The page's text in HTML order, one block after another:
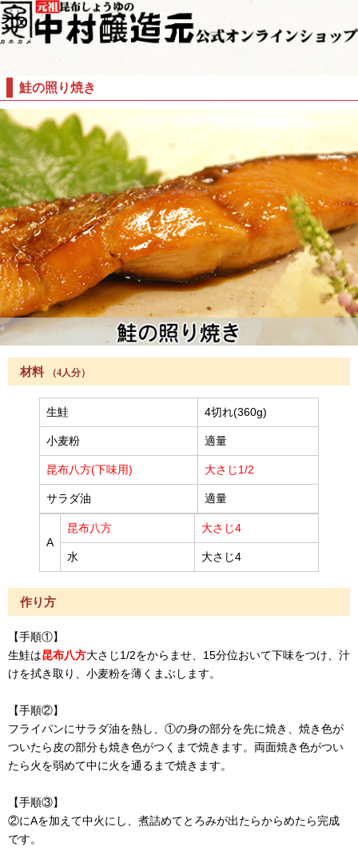
鮭の照り焼き
材料 （4人分）
生鮭 4切れ(360g)
小麦粉 適量
昆布八方(下味用) 大さじ1/2
サラダ油 適量
A
昆布八方 大さじ4
水 大さじ4
作り方
【手順①】
生鮭は昆布八方大さじ1/2をからませ、15分位おいて下味をつけ、汁
けを拭き取り、小麦粉を薄くまぶします。
【手順②】
フライパンにサラダ油を熱し、①の身の部分を先に焼き、焼き色が
ついたら皮の部分も焼き色がつくまで焼きます。両面焼き色がつい
たら火を弱めて中に火を通るまで焼きます。
【手順③】
②にAを加えて中火にし、煮詰めてとろみが出たらからめたら完成
です。